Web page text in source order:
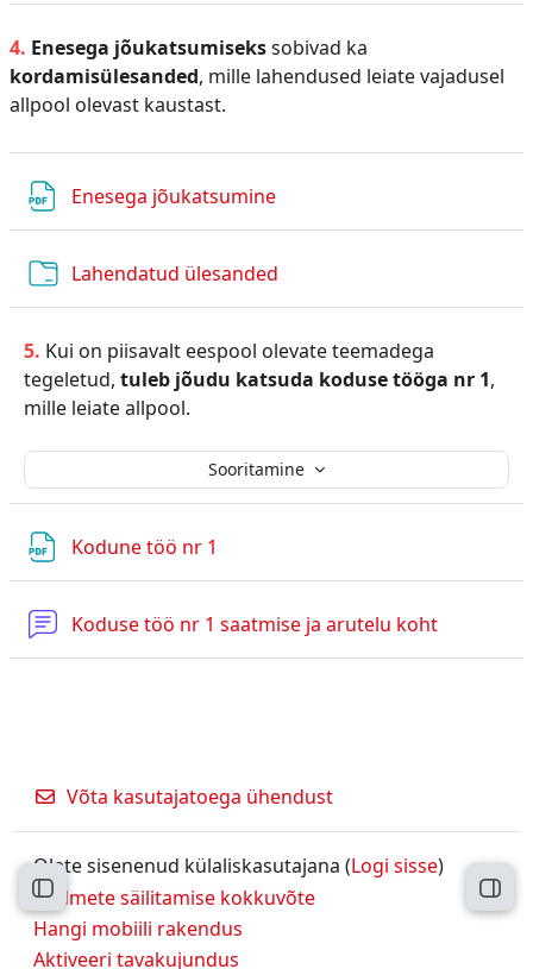
Ava kursuse sisukord Ava
4. Enesega jõukatsumisekssobivad ka
kordamisülesanded, mille lahendused leiate vajadusel
allpool olevast kaustast.
Enesega jõukatsumine
Lahendatud ülesanded
Sooritamine
5. Kui on piisavalt eespool olevate teemadega
tegeletud, tuleb jõudu katsuda koduse tööga nr 1,
mille leiate allpool.
Kodune töö nr 1
Koduse töö nr 1 saatmise ja arutelu koht
Võta kasutajatoega ühendust
Olete sisenenud külaliskasutajana (Logi sisse)
Andmete säilitamise kokkuvõte
Hangi mobiili rakendus
Aktiveeri tavakujundus